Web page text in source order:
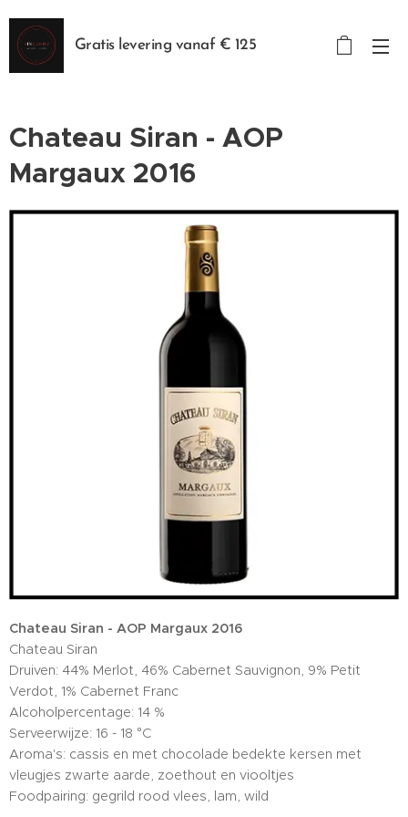
Gratis levering vanaf € 125
Chateau Siran - AOP
Margaux 2016
Chateau Siran - AOP Margaux 2016
Chateau Siran
Druiven: 44% Merlot, 46% Cabernet Sauvignon, 9% Petit
Verdot, 1% Cabernet Franc
Alcoholpercentage: 14 %
Serveerwijze: 16 - 18 °C
Aroma's: cassis en met chocolade bedekte kersen met
vleugjes zwarte aarde, zoethout en viooltjes
Foodpairing: gegrild rood vlees, lam, wild